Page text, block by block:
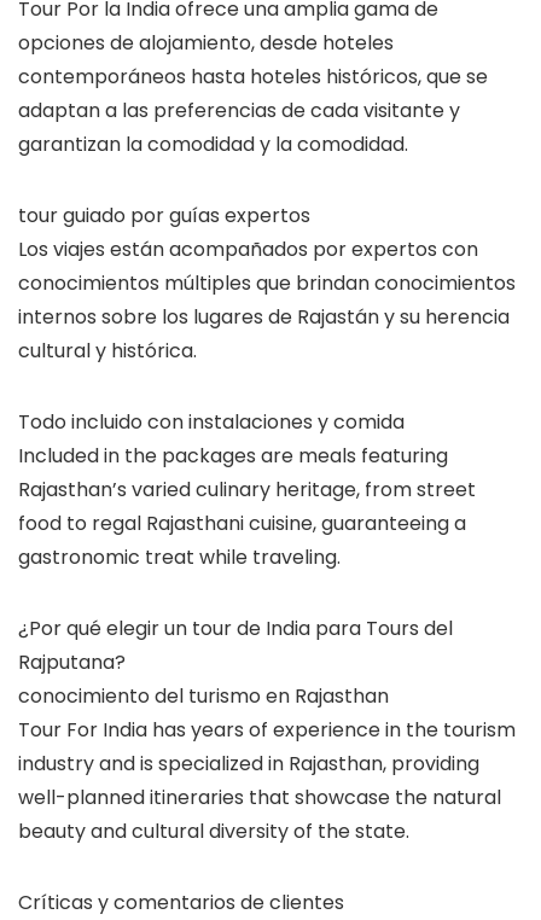
Tour Por la India ofrece una amplia gama de
opciones de alojamiento, desde hoteles
contemporáneos hasta hoteles históricos, que se
adaptan a las preferencias de cada visitante y
garantizan la comodidad y la comodidad.
tour guiado por guías expertos
Los viajes están acompañados por expertos con
conocimientos múltiples que brindan conocimientos
internos sobre los lugares de Rajastán y su herencia
cultural y histórica.
Todo incluido con instalaciones y comida
Included in the packages are meals featuring
Rajasthan’s varied culinary heritage, from street
food to regal Rajasthani cuisine, guaranteeing a
gastronomic treat while traveling.
¿Por qué elegir un tour de India para Tours del
Rajputana?
conocimiento del turismo en Rajasthan
Tour For India has years of experience in the tourism
industry and is specialized in Rajasthan, providing
well-planned itineraries that showcase the natural
beauty and cultural diversity of the state.
Críticas y comentarios de clientes